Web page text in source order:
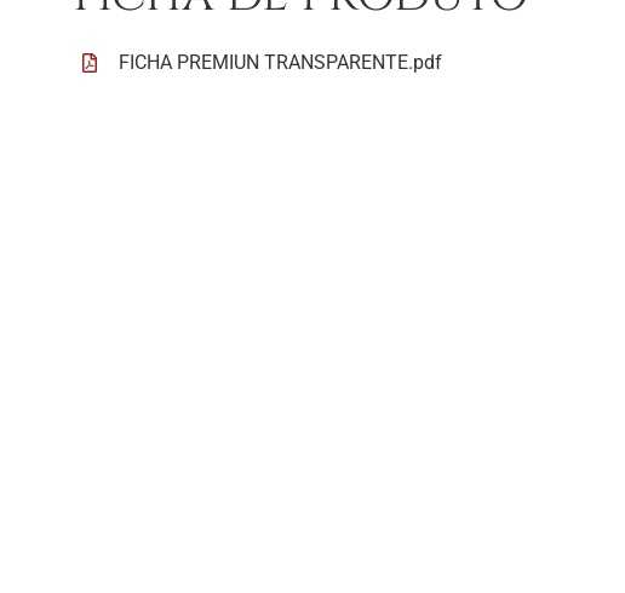
FICHA PREMIUN TRANSPARENTE.pdf